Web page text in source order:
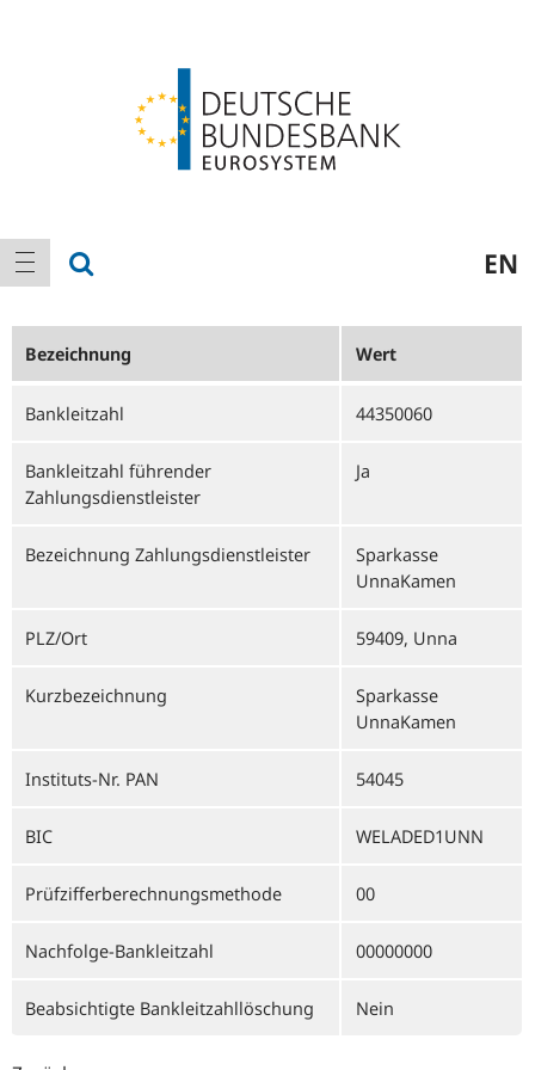
Hauptnavigation
Navigation anzeigen EN
Bezeichnung Wert
Bankleitzahl 44350060
Bankleitzahl führender
Zahlungsdienstleister
Ja
Bezeichnung Zahlungsdienstleister
Sparkasse
UnnaKamen
PLZ/Ort 59409, Unna
Kurzbezeichnung
Sparkasse
UnnaKamen
Instituts-Nr. PAN 54045
BIC WELADED1UNN
Prüfzifferberechnungsmethode 00
Nachfolge-Bankleitzahl 00000000
Beabsichtigte Bankleitzahllöschung Nein